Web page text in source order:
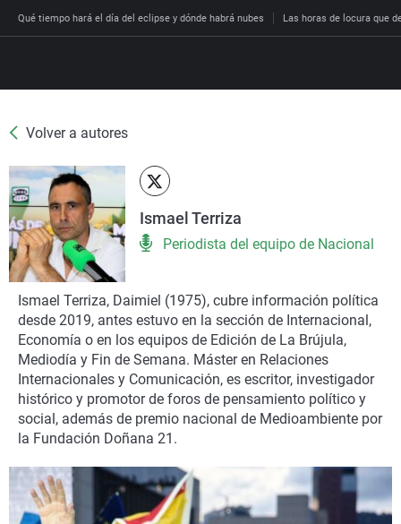
Qué tiempo hará el día del eclipse y dónde habrá nubes Las horas de locura que
Directo
Programas
La brújula
Radioestadio
Radioestadio noche
El colegio invisible
La rosa de los vientos
Como el perro y el
Podcast
El viaje del Guernica
Invisibles
Prohibido morirse
Esto no ha pasado
Caso
Equipo de
Operación Viuda
España
Cantabria
Cataluña
Comunidad de Madrid
Comunitat Valenciana
Extremadura
La Rioja
Navarra
Economía
Deportes
Motor
El tiempo
Más noticias
Cultura
Ciencia y Tecnología
Gastronomía
Medio ambiente
Virales
Elecciones
Volver a autores
Ismael Terriza
Periodista del equipo de Nacional
Ismael Terriza, Daimiel (1975), cubre información política
desde 2019, antes estuvo en la sección de Internacional,
Economía o en los equipos de Edición de La Brújula,
Mediodía y Fin de Semana. Máster en Relaciones
Internacionales y Comunicación, es escritor, investigador
histórico y promotor de foros de pensamiento político y
social, además de premio nacional de Medioambiente por
la Fundación Doñana 21.